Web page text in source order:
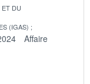
DU
(IGAS)
Affaire